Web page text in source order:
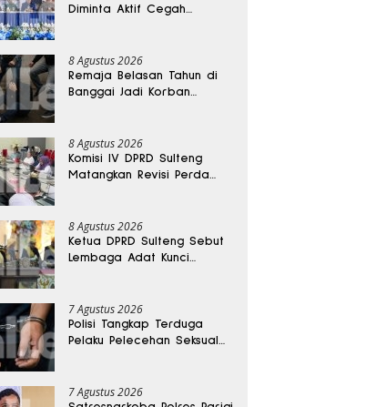
Diminta Aktif Cegah
8 Agustus 2026
Remaja Belasan Tahun di
Banggai Jadi Korban
8 Agustus 2026
Komisi IV DPRD Sulteng
Matangkan Revisi Perda
8 Agustus 2026
Ketua DPRD Sulteng Sebut
Lembaga Adat Kunci
7 Agustus 2026
Polisi Tangkap Terduga
Pelaku Pelecehan Seksual
7 Agustus 2026